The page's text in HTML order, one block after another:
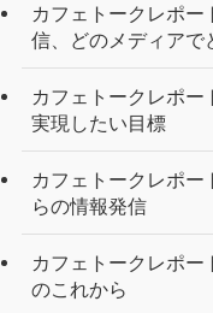
カフェトークレポ
信、どのメディアで
カフェトークレポー
実現したい目標
カフェトークレポ
らの情報発信
カフェトークレポ
のこれから